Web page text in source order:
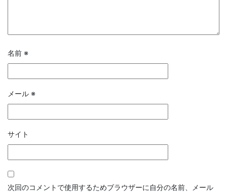
名前 ※
メール ※
サイト
次回のコメントで使用するためブラウザーに自分の名前、メール